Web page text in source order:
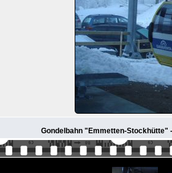
Gondelbahn "Emmetten-Stockhütte"